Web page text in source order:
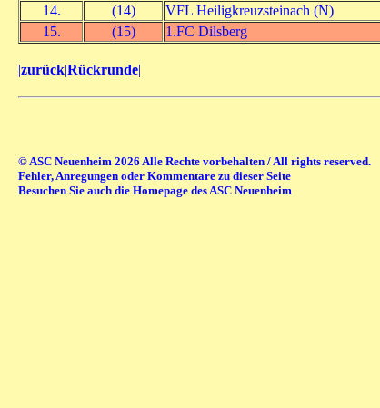
14.
(14) VFL Heiligkreuzsteinach (N)
15.
(15) 1.FC Dilsberg
|zurück|Rückrunde|
© ASC Neuenheim 2026 Alle Rechte vorbehalten / All rights reserved.
Fehler, Anregungen oder Kommentare zu dieser Seite
Besuchen Sie auch die Homepage des ASC Neuenheim